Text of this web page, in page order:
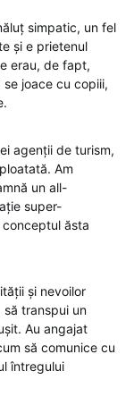
simpatic, un fel
și e prietenul
erau, de fapt,
joace cu copiii,
agenții de turism,
Am
un all-
super-
ăsta
și nevoilor
să transpui un
Au angajat
să comunice cu
întregului